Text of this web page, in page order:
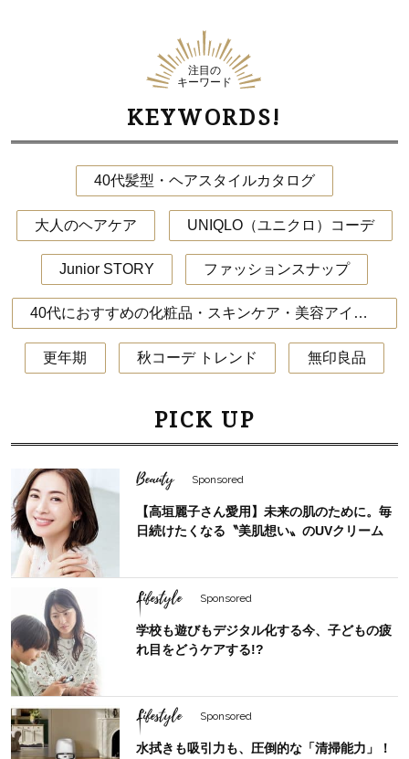
注目の
キーワード
KEYWORDS!
40代髪型・ヘアスタイルカタログ
大人のヘアケア UNIQLO（ユニクロ）コーデ
Junior STORY ファッションスナップ
40代におすすめの化粧品・スキンケア・美容アイテム
更年期 秋コーデ トレンド 無印良品
PICK UP
Beauty Sponsored
【高垣麗子さん愛用】未来の肌のために。毎
日続けたくなる〝美肌想い〟のUVクリーム
Lifestyle Sponsored
学校も遊びもデジタル化する今、子どもの疲
れ目をどうケアする!?
Lifestyle Sponsored
水拭きも吸引力も、圧倒的な「清掃能力」！